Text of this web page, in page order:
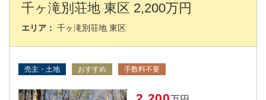
千ヶ滝別荘地 東区 2,200万円
エリア： 千ヶ滝別荘地 東区
売主・土地 おすすめ 手数料不要